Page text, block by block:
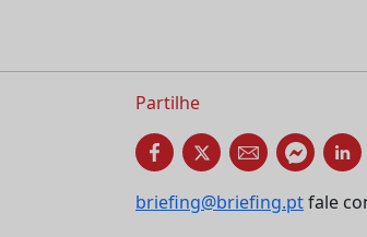
Partilhe
briefing@briefing.ptfale